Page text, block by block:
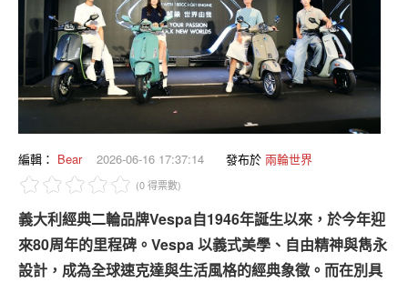
輪胎特區
促銷訊息
人車軼事
專題報導
兩輪世界
編輯： Bear 2026-06-16 17:37:14 發布於 兩輪世界
(0 得票數)
義大利經典二輪品牌Vespa自1946年誕生以來，於今年迎
來80周年的里程碑。Vespa 以義式美學、自由精神與雋永
設計，成為全球速克達與生活風格的經典象徵。而在別具